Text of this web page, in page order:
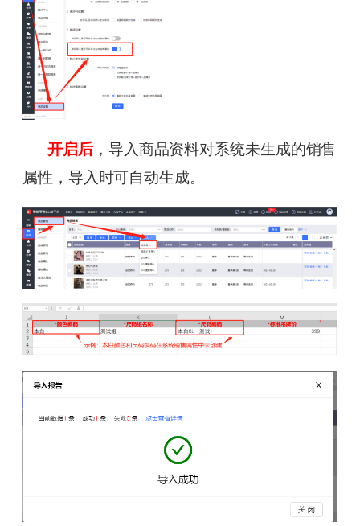
开启后，导入商品资料对系统未生成的销售
属性，导入时可自动生成。